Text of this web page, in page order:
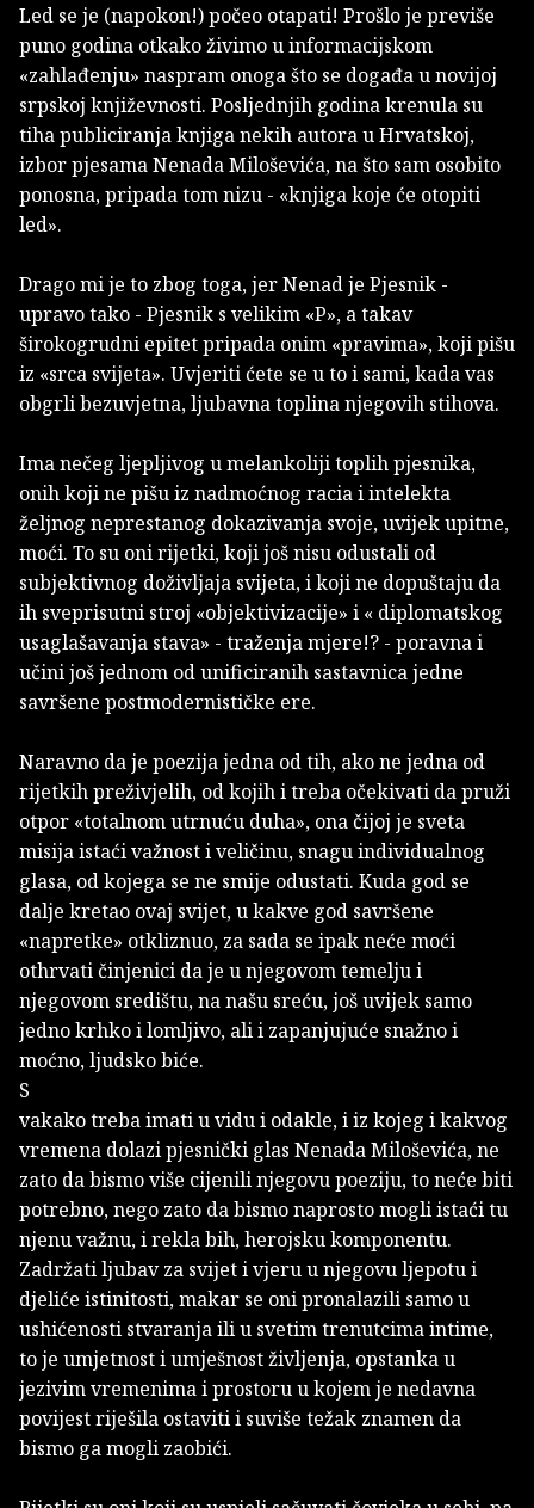
Led se je (napokon!) počeo otapati! Prošlo je previše
puno godina otkako živimo u informacijskom
«zahlađenju» naspram onoga što se događa u novijoj
srpskoj književnosti. Posljednjih godina krenula su
tiha publiciranja knjiga nekih autora u Hrvatskoj,
izbor pjesama Nenada Miloševića, na što sam osobito
ponosna, pripada tom nizu - «knjiga koje će otopiti
led».
Drago mi je to zbog toga, jer Nenad je Pjesnik -
upravo tako - Pjesnik s velikim «P», a takav
širokogrudni epitet pripada onim «pravima», koji pišu
iz «srca svijeta». Uvjeriti ćete se u to i sami, kada vas
obgrli bezuvjetna, ljubavna toplina njegovih stihova.
Ima nečeg ljepljivog u melankoliji toplih pjesnika,
onih koji ne pišu iz nadmoćnog racia i intelekta
željnog neprestanog dokazivanja svoje, uvijek upitne,
moći. To su oni rijetki, koji još nisu odustali od
subjektivnog doživljaja svijeta, i koji ne dopuštaju da
ih sveprisutni stroj «objektivizacije» i « diplomatskog
usaglašavanja stava» - traženja mjere!? - poravna i
učini još jednom od unificiranih sastavnica jedne
savršene postmodernističke ere.
Naravno da je poezija jedna od tih, ako ne jedna od
rijetkih preživjelih, od kojih i treba očekivati da pruži
otpor «totalnom utrnuću duha», ona čijoj je sveta
misija istaći važnost i veličinu, snagu individualnog
glasa, od kojega se ne smije odustati. Kuda god se
dalje kretao ovaj svijet, u kakve god savršene
«napretke» otkliznuo, za sada se ipak neće moći
othrvati činjenici da je u njegovom temelju i
njegovom središtu, na našu sreću, još uvijek samo
jedno krhko i lomljivo, ali i zapanjujuće snažno i
moćno, ljudsko biće.
S
vakako treba imati u vidu i odakle, i iz kojeg i kakvog
vremena dolazi pjesnički glas Nenada Miloševića, ne
zato da bismo više cijenili njegovu poeziju, to neće biti
potrebno, nego zato da bismo naprosto mogli istaći tu
njenu važnu, i rekla bih, herojsku komponentu.
Zadržati ljubav za svijet i vjeru u njegovu ljepotu i
djeliće istinitosti, makar se oni pronalazili samo u
ushićenosti stvaranja ili u svetim trenutcima intime,
to je umjetnost i umješnost življenja, opstanka u
jezivim vremenima i prostoru u kojem je nedavna
povijest riješila ostaviti i suviše težak znamen da
bismo ga mogli zaobići.